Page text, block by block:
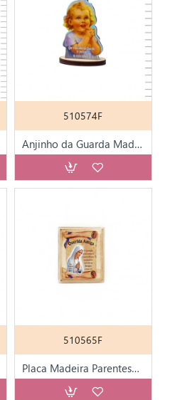
510574F
Anjinho da Guarda Madeira e K-Line
510565F
Placa Madeira Parentesco 11*9 cm